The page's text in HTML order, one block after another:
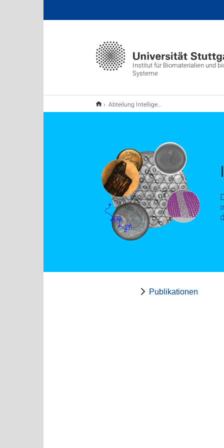
Institut für Biomaterialien und
Systeme
Abteilung Intelligente Biointegrative Systeme
Publikationen